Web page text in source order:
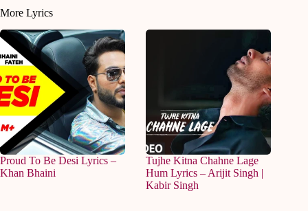
More Lyrics
Proud To Be Desi Lyrics –
Khan Bhaini
Tujhe Kitna Chahne Lage
Hum Lyrics – Arijit Singh |
Kabir Singh